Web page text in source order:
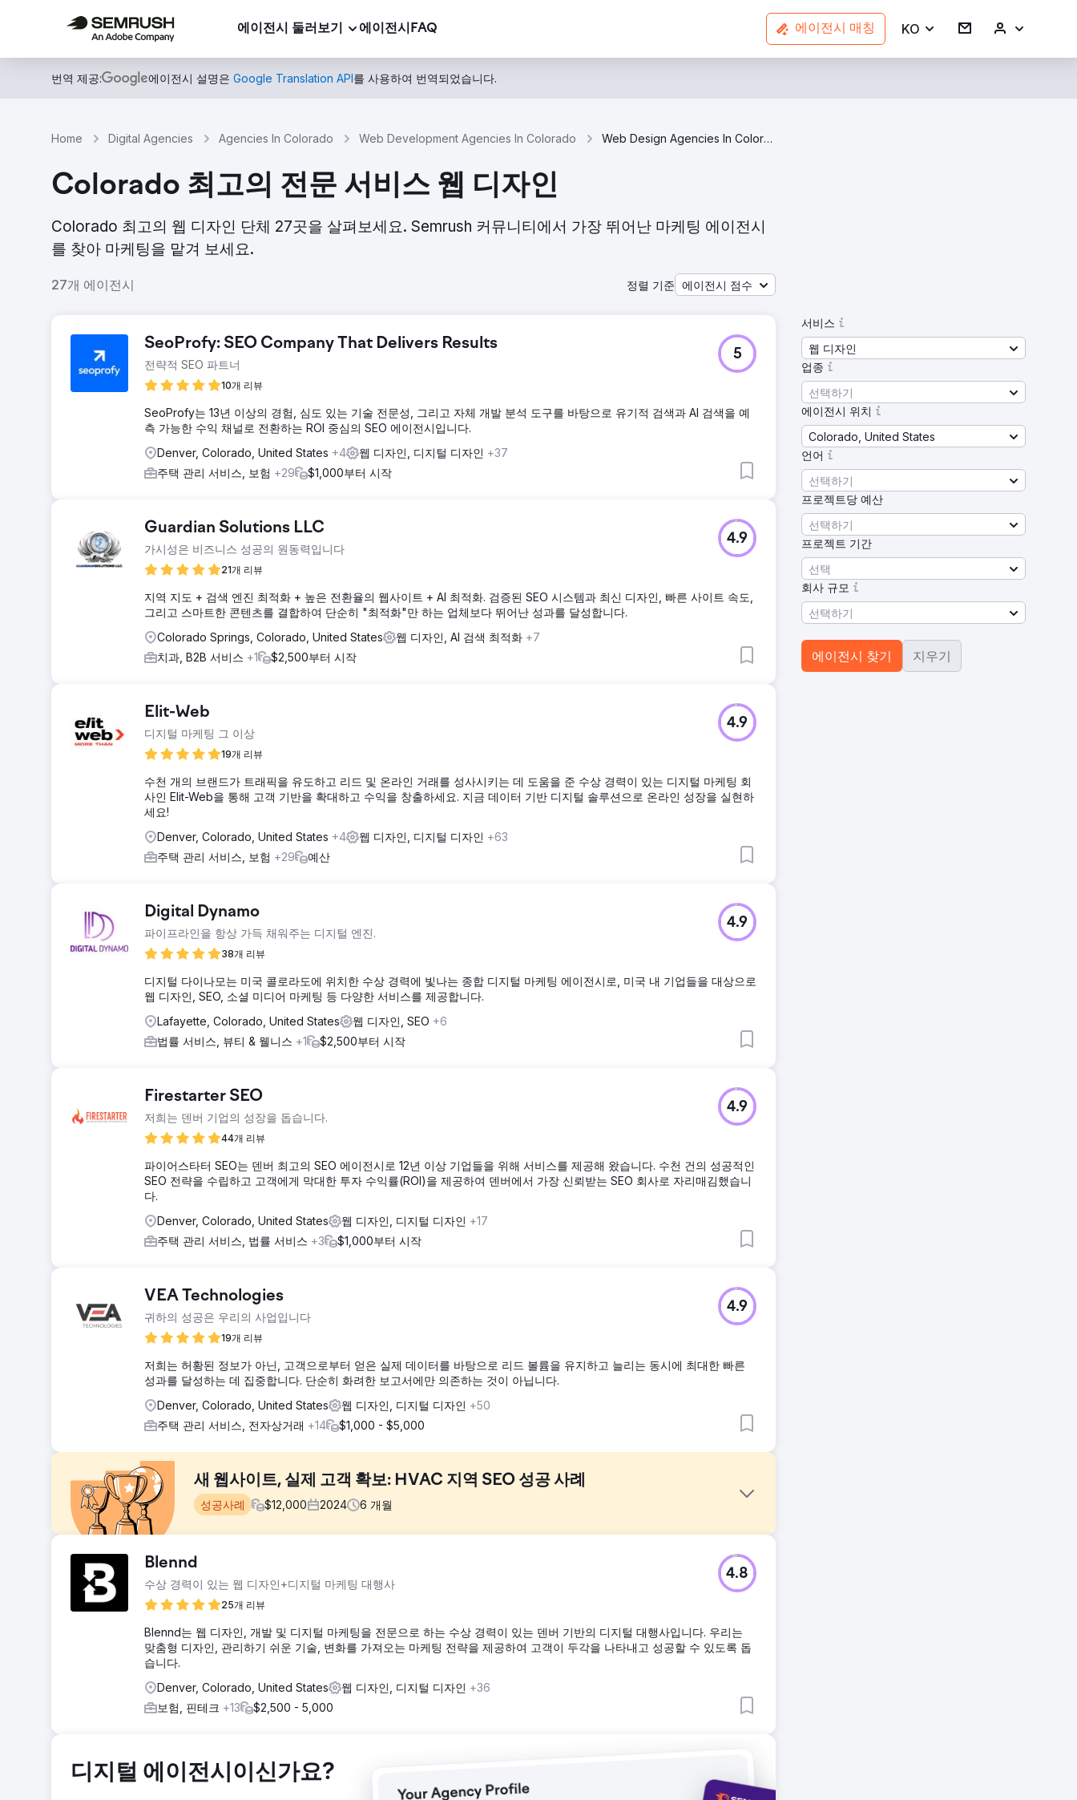
에이전시 둘러보기 에이전시 FAQ 에이전시 매칭 KO
번역 제공: 에이전시 설명은 Google Translation API를 사용하여 번역되었습니다.
Home Digital Agencies Agencies In Colorado Web Development Agencies In Colorado Web Design Agencies In Colorado
Colorado 최고의 전문 서비스 웹 디자인
Colorado 최고의 웹 디자인 단체 27곳을 살펴보세요. Semrush 커뮤니티에서 가장 뛰어난 마케팅 에이전시
를 찾아 마케팅을 맡겨 보세요.
27개 에이전시 정렬 기준 에이전시 점수
SeoProfy: SEO Company That Delivers Results
전략적 SEO 파트너
10개 리뷰
5
SeoProfy는 13년 이상의 경험, 심도 있는 기술 전문성, 그리고 자체 개발 분석 도구를 바탕으로 유기적 검색과 AI 검색을 예
측 가능한 수익 채널로 전환하는 ROI 중심의 SEO 에이전시입니다.
Denver, Colorado, United States +4 웹 디자인, 디지털 디자인 +37
주택 관리 서비스, 보험 +29 $1,000부터 시작
Guardian Solutions LLC
가시성은 비즈니스 성공의 원동력입니다
21개 리뷰
4.9
지역 지도 + 검색 엔진 최적화 + 높은 전환율의 웹사이트 + AI 최적화. 검증된 SEO 시스템과 최신 디자인, 빠른 사이트 속도,
그리고 스마트한 콘텐츠를 결합하여 단순히 "최적화"만 하는 업체보다 뛰어난 성과를 달성합니다.
Colorado Springs, Colorado, United States
웹 디자인, AI 검색 최적화 +7
치과, B2B 서비스 +1 $2,500부터 시작
Elit-Web
디지털 마케팅 그 이상
19개 리뷰
4.9
수천 개의 브랜드가 트래픽을 유도하고 리드 및 온라인 거래를 성사시키는 데 도움을 준 수상 경력이 있는 디지털 마케팅 회
사인 Elit-Web을 통해 고객 기반을 확대하고 수익을 창출하세요. 지금 데이터 기반 디지털 솔루션으로 온라인 성장을 실현하
세요!
Denver, Colorado, United States +4 웹 디자인, 디지털 디자인 +63
주택 관리 서비스, 보험 +29 예산
Digital Dynamo
파이프라인을 항상 가득 채워주는 디지털 엔진.
38개 리뷰
4.9
디지털 다이나모는 미국 콜로라도에 위치한 수상 경력에 빛나는 종합 디지털 마케팅 에이전시로, 미국 내 기업들을 대상으로
웹 디자인, SEO, 소셜 미디어 마케팅 등 다양한 서비스를 제공합니다.
Lafayette, Colorado, United States
웹 디자인, SEO +6
법률 서비스, 뷰티 & 웰니스 +1 $2,500부터 시작
Firestarter SEO
저희는 덴버 기업의 성장을 돕습니다.
44개 리뷰
4.9
파이어스타터 SEO는 덴버 최고의 SEO 에이전시로 12년 이상 기업들을 위해 서비스를 제공해 왔습니다. 수천 건의 성공적인
SEO 전략을 수립하고 고객에게 막대한 투자 수익률(ROI)을 제공하여 덴버에서 가장 신뢰받는 SEO 회사로 자리매김했습니
다.
Denver, Colorado, United States
웹 디자인, 디지털 디자인 +17
주택 관리 서비스, 법률 서비스 +3 $1,000부터 시작
VEA Technologies
귀하의 성공은 우리의 사업입니다
19개 리뷰
4.9
저희는 허황된 정보가 아닌, 고객으로부터 얻은 실제 데이터를 바탕으로 리드 볼륨을 유지하고 늘리는 동시에 최대한 빠른
성과를 달성하는 데 집중합니다. 단순히 화려한 보고서에만 의존하는 것이 아닙니다.
Denver, Colorado, United States
웹 디자인, 디지털 디자인 +50
주택 관리 서비스, 전자상거래 +14 $1,000 - $5,000
새 웹사이트, 실제 고객 확보: HVAC 지역 SEO 성공 사례
성공사례 $12,000 2024 6 개월
과제
의뢰인은 직접 제작한 웹사이트를 가지고 있었지만, 문의 전화나 잠재 고객을 유치하지 못했습니다. 구글 검색 결과에서도 아무런 성과를
거두지 못했고, 지역 경쟁에 필요한 구조, 콘텐츠, 신뢰도 지표 또한 부족했습니다. 잠재 고객이 필요로 하는 검색 결과에서 의뢰인은 전혀
보이지 않았습니다.
기존의 DIY 웹사이트를 지역 검색 및 전환율 최적화를 위해 전문적으로 제작된 웹사이트로 교체했습니다. 서비스 페이지는 구매 의도가 높
은 지역 키워드를 중심으로 구성되었으며, 페이지 전체에 명확한 위치 정보가 표시되었습니다. 구글 비즈니스 프로필도 새 웹사이트에 맞춰
새 웹사이트 출시 직후, 고객사는 웹사이트와 구글 검색 결과를 통해 꾸준한 문의 전화를 받기 시작했습니다. 이전에는 디지털 리드를 전혀
에이전시 페이지로 이동
Blennd
수상 경력이 있는 웹 디자인+디지털 마케팅 대행사
25개 리뷰
4.8
Blennd는 웹 디자인, 개발 및 디지털 마케팅을 전문으로 하는 수상 경력이 있는 덴버 기반의 디지털 대행사입니다. 우리는
맞춤형 디자인, 관리하기 쉬운 기술, 변화를 가져오는 마케팅 전략을 제공하여 고객이 두각을 나타내고 성공할 수 있도록 돕
습니다.
Denver, Colorado, United States
웹 디자인, 디지털 디자인 +36
보험, 핀테크 +13 $2,500 - 5,000
디지털 에이전시이신가요?
서비스
웹 디자인
업종
선택하기
에이전시 위치
Colorado, United States
언어
선택하기
프로젝트당 예산
선택하기
프로젝트 기간
선택
회사 규모
선택하기
에이전시 찾기 지우기